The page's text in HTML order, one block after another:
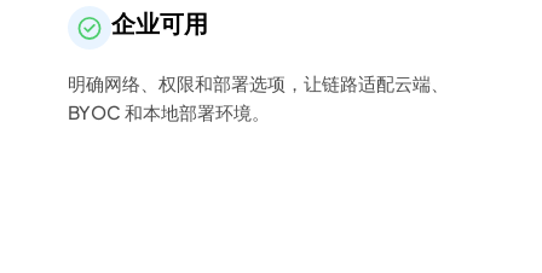
企业可用
明确网络、权限和部署选项，让链路适配云端、
BYOC 和本地部署环境。